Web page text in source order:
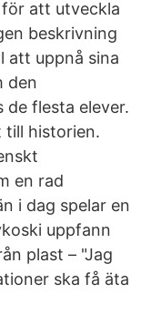
att utveckla
beskrivning
att uppnå sina
den
flesta elever.
till historien.
en rad
i dag spelar en
uppfann
plast – "Jag
ska få äta